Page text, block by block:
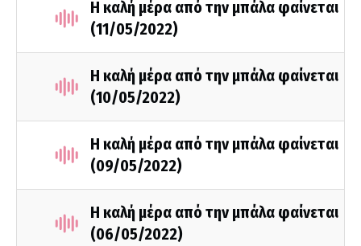
Η καλή μέρα από την μπάλα φαίνεται
(11/05/2022)
Η καλή μέρα από την μπάλα φαίνεται
(10/05/2022)
Η καλή μέρα από την μπάλα φαίνεται
(09/05/2022)
Η καλή μέρα από την μπάλα φαίνεται
(06/05/2022)